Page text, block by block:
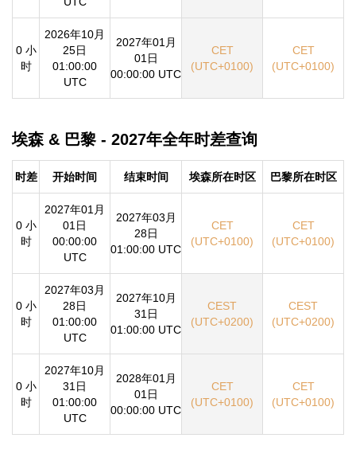
0 小
时
2026年10月
25日
01:00:00
UTC
2027年01月
01日
00:00:00 UTC
CET
(UTC+0100)
CET
(UTC+0100)
埃森 & 巴黎 - 2027年全年时差查询
时差 开始时间 结束时间 埃森所在时区 巴黎所在时区
0 小
时
2027年01月
01日
00:00:00
UTC
2027年03月
28日
01:00:00 UTC
CET
(UTC+0100)
CET
(UTC+0100)
0 小
时
2027年03月
28日
01:00:00
UTC
2027年10月
31日
01:00:00 UTC
CEST
(UTC+0200)
CEST
(UTC+0200)
0 小
时
2027年10月
31日
01:00:00
UTC
2028年01月
01日
00:00:00 UTC
CET
(UTC+0100)
CET
(UTC+0100)